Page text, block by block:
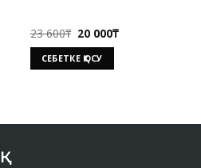
23 600₸ Бастапқы
бағасы:
23
600₸.
20 000₸Ағымдағы
СЕБЕТКЕ ҚОСУ